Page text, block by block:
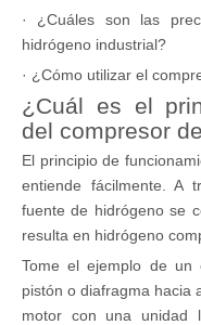
· ¿Cuáles son las
hidrógeno industrial?
· ¿Cómo utilizar el
¿Cuál es el
del compresor
El principio de
entiende fácilmente. A
fuente de hidrógeno se
resulta en hidrógeno
Tome el ejemplo de un
pistón o diafragma hacia
motor con una unidad